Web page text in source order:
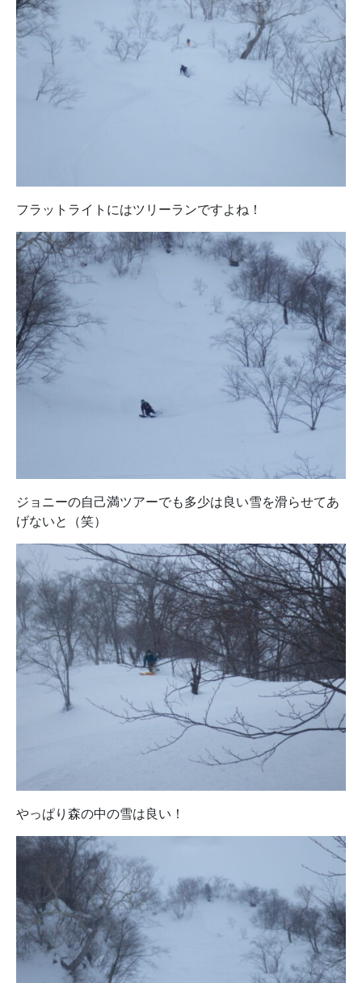
フラットライトにはツリーランですよね！
ジョニーの自己満ツアーでも多少は良い雪を滑らせてあ
げないと（笑）
やっぱり森の中の雪は良い！